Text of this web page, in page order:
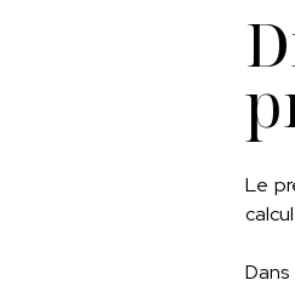
Le